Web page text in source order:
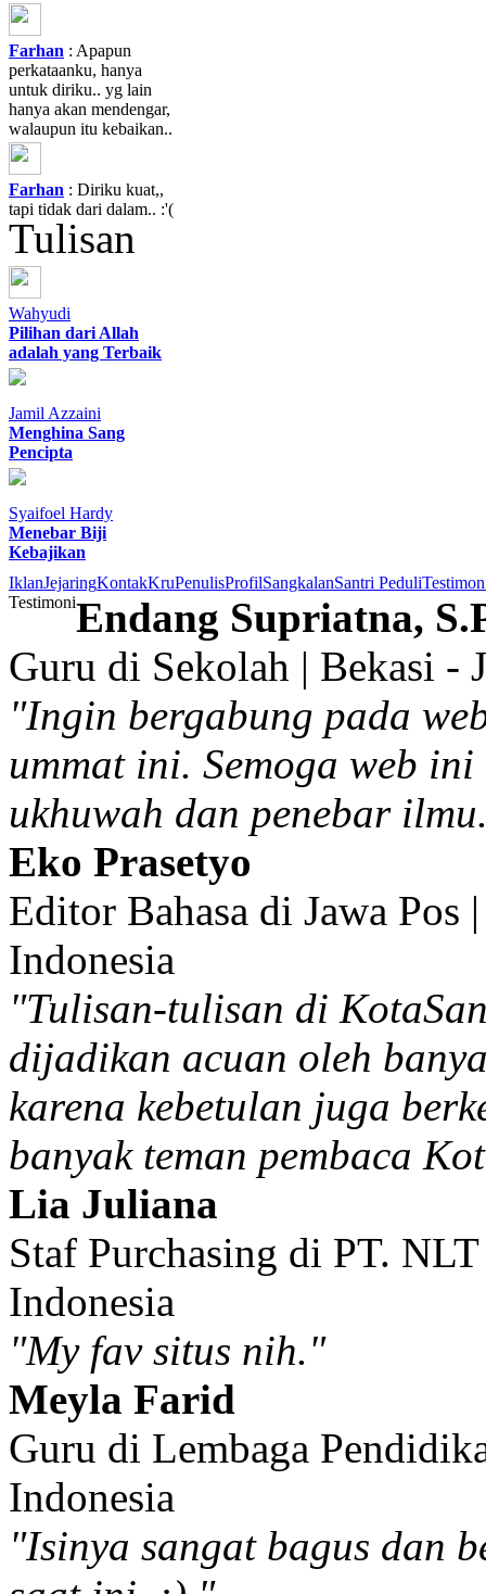
Farhan : Apapun
perkataanku, hanya
untuk diriku.. yg lain
hanya akan mendengar,
walaupun itu kebaikan..
Farhan : Diriku kuat,,
tapi tidak dari dalam.. :'(
Tulisan
Wahyudi
Pilihan dari Allah
adalah yang Terbaik
Jamil Azzaini
Menghina Sang
Pencipta
Syaifoel Hardy
Menebar Biji
Kebajikan
IklanJejaringKontakKruPenulisProfilSangkalanSantri Peduli
TestimoniEndang Supriatna,
Guru di Sekolah | Bekasi -
"Ingin bergabung pada
ummat ini. Semoga web
ukhuwah dan penebar
Eko Prasetyo
Editor Bahasa di Jawa Pos
Indonesia
"Tulisan-tulisan di
dijadikan acuan oleh
karena kebetulan juga
banyak teman pembaca
Lia Juliana
Staf Purchasing di PT.
Indonesia
"My fav situs nih."
Meyla Farid
Guru di Lembaga
Indonesia
"Isinya sangat bagus dan